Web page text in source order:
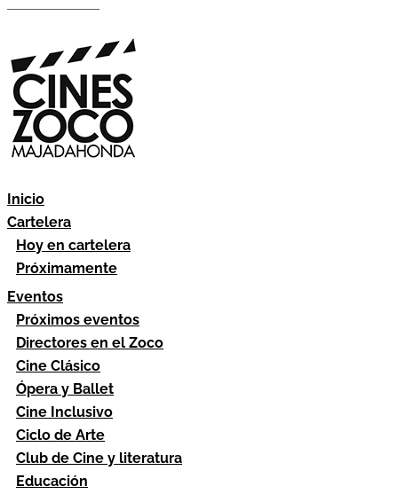
Inicio
Cartelera
Hoy en cartelera
Próximamente
Eventos
Próximos eventos
Directores en el Zoco
Cine Clásico
Ópera y Ballet
Cine Inclusivo
Ciclo de Arte
Club de Cine y literatura
Educación